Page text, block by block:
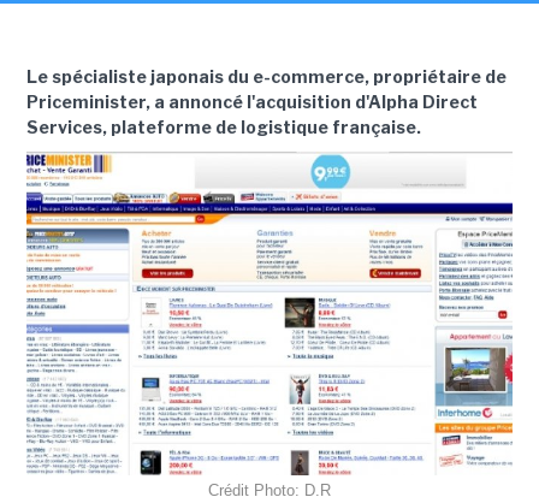
Le spécialiste japonais du e-commerce, propriétaire de
Priceminister, a annoncé l'acquisition d'Alpha Direct
Services, plateforme de logistique française.
Crédit Photo: D.R